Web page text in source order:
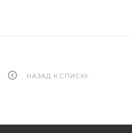
НАЗАД К СПИСКУ